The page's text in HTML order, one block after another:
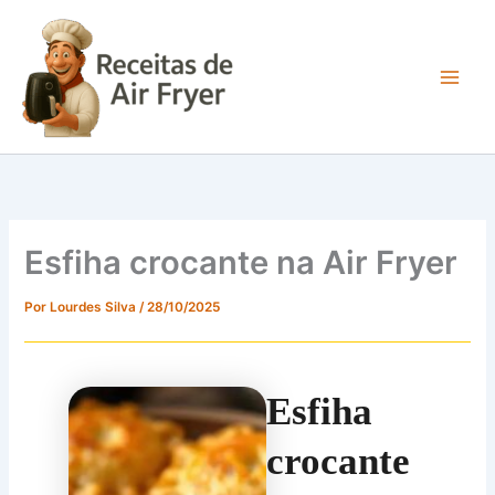
conteúdo
Esfiha crocante na Air Fryer
Por Lourdes Silva/28/10/2025
Esfiha
crocante